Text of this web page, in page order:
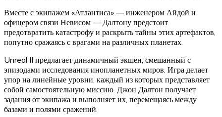
Вместе с экипажем «Атлантиса» — инженером Айдой и
офицером связи Невисом — Далтону предстоит
предотвратить катастрофу и раскрыть тайны этих артефактов,
попутно сражаясь с врагами на различных планетах.
Unreal II предлагает динамичный экшен, смешанный с
эпизодами исследования инопланетных миров. Игра делает
упор на линейные уровни, каждый из которых представляет
собой самостоятельную миссию. Джон Далтон получает
задания от экипажа и выполняет их, перемещаясь между
базами и полями сражений.